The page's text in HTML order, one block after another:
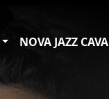
NOVA JAZZ CAVA